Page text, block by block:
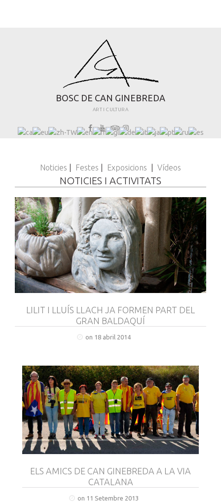
BOSC DE CAN GIN EBREDA
ART I CULTURA
Noticies Festes Exposicions Vídeos
NOTICIES I ACTIVITATS
LILIT I LLUÍS LLACH JA FORMEN PART DEL
GRAN BALDAQUÍ
on 18 abril 2014
ELS AMICS DE CAN GINEBREDA A LA VIA
CATALANA
on 11 Setembre 2013